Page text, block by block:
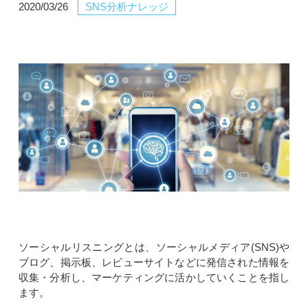
2020/03/26 SNS分析ナレッジ
ソーシャルリスニングとは、ソーシャルメディア(SNS)や
ブログ、掲示板、レビューサイトなどに発信された情報を
収集・分析し、マーケティングに活かしていくことを指し
ます。